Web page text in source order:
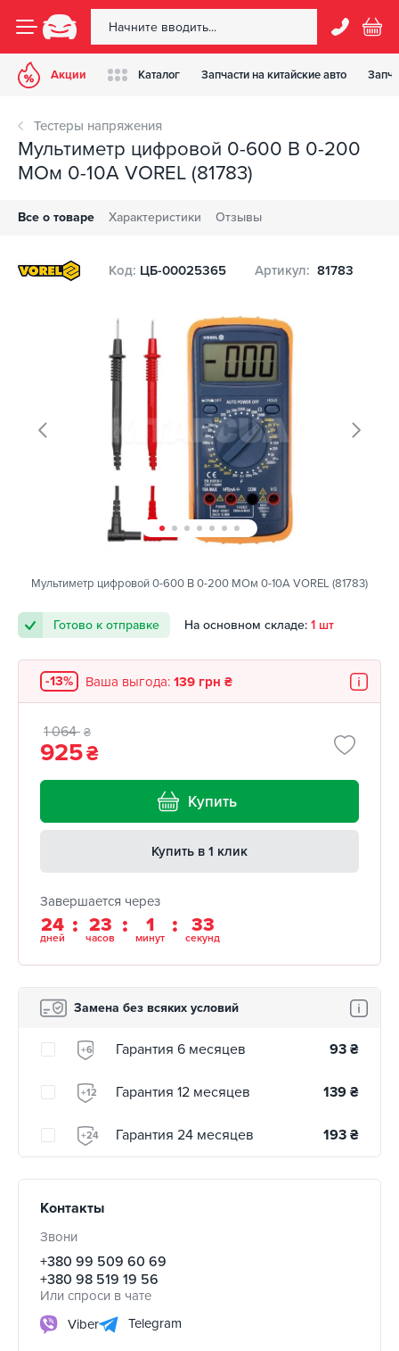
Акции Каталог Запчасти на китайские авто
Тестеры напряжения
Мультиметр цифровой 0-600 В 0-200
МОм 0-10А VOREL (81783)
Все о товаре Характеристики Отзывы
Код: ЦБ-00025365 Артикул: 81783
Мультиметр цифровой 0-600 В 0-200 МОм 0-10А VOREL (81783)
Готово к отправке На основном складе: 1 шт
-13% Ваша выгода: 139 грн ₴
1 064 ₴
925₴
Купить
Купить в 1 клик
Завершается через
24
дней
23
часов
1
минут
32
секунд
Замена без всяких условий
+6 Гарантия 6 месяцев 93 ₴
+12 Гарантия 12 месяцев 139 ₴
+24 Гарантия 24 месяцев 193 ₴
Контакты
Звони
+380 99 509 60 69
+380 98 519 19 56
Или спроси в чате
Viber
Telegram